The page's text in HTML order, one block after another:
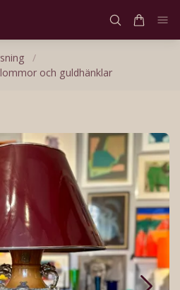
/
och guldhänklar